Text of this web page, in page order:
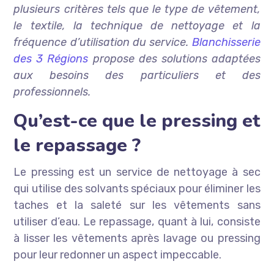
plusieurs critères tels que le type de vêtement,
le textile, la technique de nettoyage et la
fréquence d’utilisation du service. Blanchisserie
des 3 Régions propose des solutions adaptées
aux besoins des particuliers et des
professionnels.
Qu’est-ce que le pressing et
le repassage ?
Le pressing est un service de nettoyage à sec
qui utilise des solvants spéciaux pour éliminer les
taches et la saleté sur les vêtements sans
utiliser d’eau. Le repassage, quant à lui, consiste
à lisser les vêtements après lavage ou pressing
pour leur redonner un aspect impeccable.